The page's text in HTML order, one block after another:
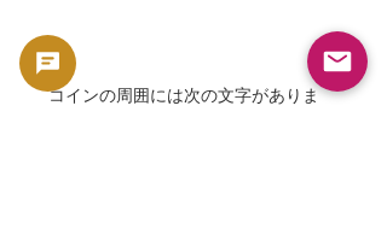
コインの周囲には次の文字がありま